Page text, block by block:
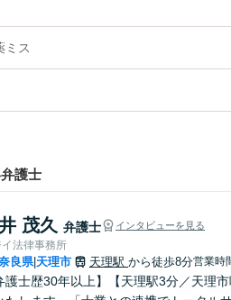
ミス
護士
茂久 弁護士 インタビューを見る
イ法律事務所
良県| 天理市 天理駅 から徒歩8分営業時
護士歴30年以上】【天理駅3分／天理